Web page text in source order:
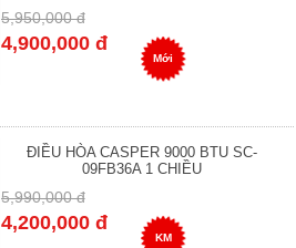
5,950,000 đ
4,900,000 đ
Mới
ĐIỀU HÒA CASPER 9000 BTU SC-
09FB36A 1 CHIỀU
5,990,000 đ
4,200,000 đ
KM